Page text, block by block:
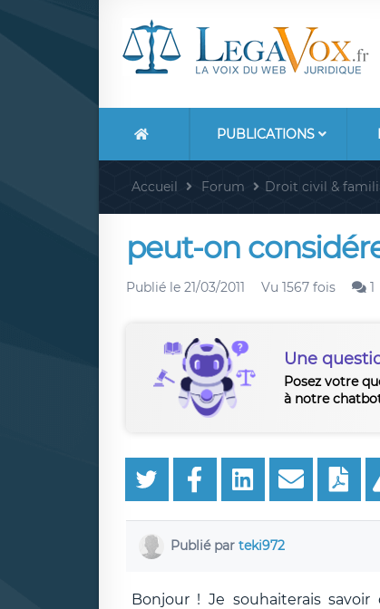
PUBLICATIONS
Accueil Forum Droit civil &
peut-on
Publié le 21/03/2011 Vu 1567 fois 1
Une
Posez votre
à notre
Publié par teki972
Bonjour ! Je souhaiterais